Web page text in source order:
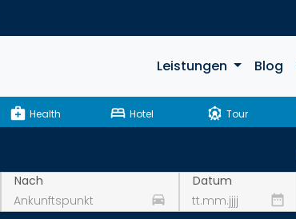
Leistungen Blog
medical_services Health bed Hotel attractions Tour
Nach
drive_eta
Datum
date_range